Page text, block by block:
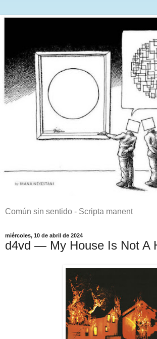
Común sin sentido - Scripta manent
miércoles, 10 de abril de 2024
d4vd — My House Is Not A